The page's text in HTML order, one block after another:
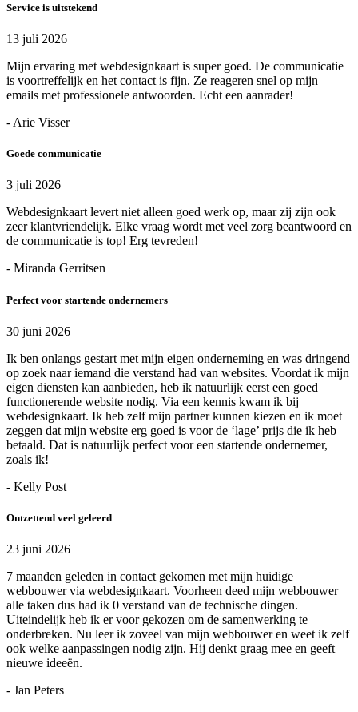
Service is uitstekend
13 juli 2026
Mijn ervaring met webdesignkaart is super goed. De communicatie
is voortreffelijk en het contact is fijn. Ze reageren snel op mijn
emails met professionele antwoorden. Echt een aanrader!
- Arie Visser
Goede communicatie
3 juli 2026
Webdesignkaart levert niet alleen goed werk op, maar zij zijn ook
zeer klantvriendelijk. Elke vraag wordt met veel zorg beantwoord en
de communicatie is top! Erg tevreden!
- Miranda Gerritsen
Perfect voor startende ondernemers
30 juni 2026
Ik ben onlangs gestart met mijn eigen onderneming en was dringend
op zoek naar iemand die verstand had van websites. Voordat ik mijn
eigen diensten kan aanbieden, heb ik natuurlijk eerst een goed
functionerende website nodig. Via een kennis kwam ik bij
webdesignkaart. Ik heb zelf mijn partner kunnen kiezen en ik moet
zeggen dat mijn website erg goed is voor de ‘lage’ prijs die ik heb
betaald. Dat is natuurlijk perfect voor een startende ondernemer,
zoals ik!
- Kelly Post
Ontzettend veel geleerd
23 juni 2026
7 maanden geleden in contact gekomen met mijn huidige
webbouwer via webdesignkaart. Voorheen deed mijn webbouwer
alle taken dus had ik 0 verstand van de technische dingen.
Uiteindelijk heb ik er voor gekozen om de samenwerking te
onderbreken. Nu leer ik zoveel van mijn webbouwer en weet ik zelf
ook welke aanpassingen nodig zijn. Hij denkt graag mee en geeft
nieuwe ideeën.
- Jan Peters